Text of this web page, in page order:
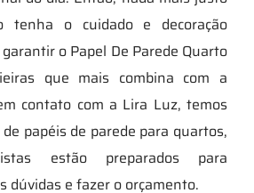
tenha o cuidado e decoração
o Papel De Parede Quarto
que mais combina com a
contato com a Lira Luz, temos
papéis de parede para quartos,
estão preparados para
dúvidas e fazer o orçamento.